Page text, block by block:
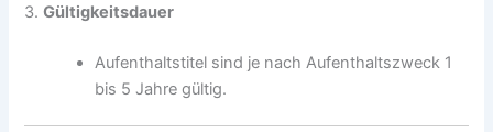
3.Gültigkeitsdauer
Aufenthaltstitel sind je nach Aufenthaltszweck 1
bis 5 Jahre gültig.